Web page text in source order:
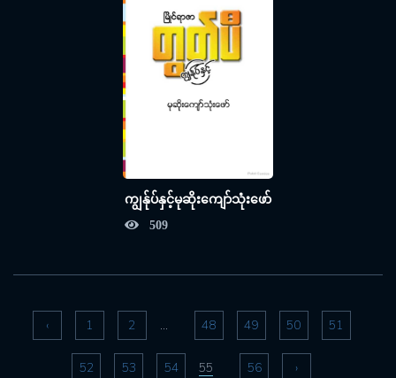
ကျွန်ုပ်နှင့်မုဆိုးကျော်သုံးဖော်
509
‹ 1 2 ... 48 49 50 51
52 53 54 55 56 ›